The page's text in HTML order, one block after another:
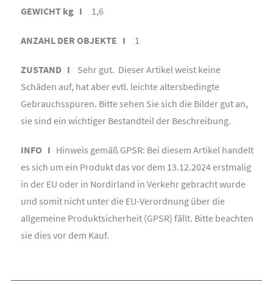
GEWICHT kg I 1,6
ANZAHL DER OBJEKTE I 1
ZUSTAND I Sehr gut. Dieser Artikel weist keine
Schäden auf, hat aber evtl. leichte altersbedingte
Gebrauchsspuren. Bitte sehen Sie sich die Bilder gut an,
sie sind ein wichtiger Bestandteil der Beschreibung.
INFO I Hinweis gemäß GPSR: Bei diesem Artikel handelt
es sich um ein Produkt das vor dem 13.12.2024 erstmalig
in der EU oder in Nordirland in Verkehr gebracht wurde
und somit nicht unter die EU-Verordnung über die
allgemeine Produktsicherheit (GPSR) fällt. Bitte beachten
sie dies vor dem Kauf.